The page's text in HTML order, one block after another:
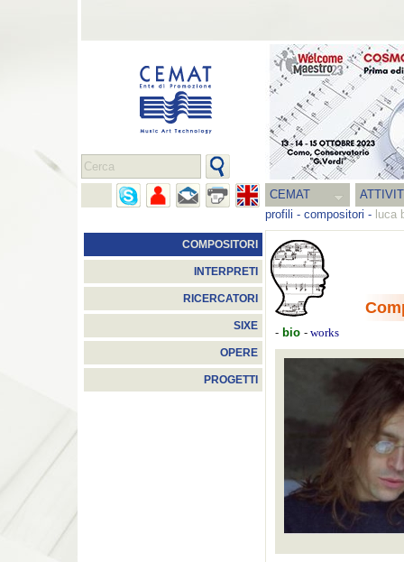
CEMAT
profili - compositori - luca
COMPOSITORI
INTERPRETI
RICERCATORI
SIXE
OPERE
PROGETTI
- bio - works